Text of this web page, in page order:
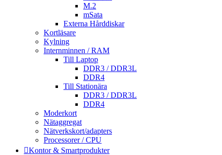
M.2
mSata
Externa Hårddiskar
Kortläsare
Kylning
Internminnen / RAM
Till Laptop
DDR3 / DDR3L
DDR4
Till Stationära
DDR3 / DDR3L
DDR4
Moderkort
Nätaggregat
Nätverkskort/adapters
Processorer / CPU
Kontor & Smartprodukter